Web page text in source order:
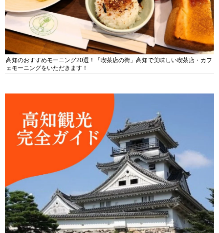
高知のおすすめモーニング20選！「喫茶店の街」高知で美味しい喫茶店・カフ
ェモーニングをいただきます！